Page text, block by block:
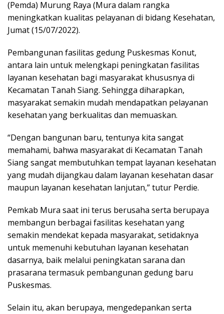
(Pemda) Murung Raya (Mura dalam rangka
meningkatkan kualitas pelayanan di bidang Kesehatan,
Jumat (15/07/2022).
Pembangunan fasilitas gedung Puskesmas Konut,
antara lain untuk melengkapi peningkatan fasilitas
layanan kesehatan bagi masyarakat khususnya di
Kecamatan Tanah Siang. Sehingga diharapkan,
masyarakat semakin mudah mendapatkan pelayanan
kesehatan yang berkualitas dan memuaskan.
“Dengan bangunan baru, tentunya kita sangat
memahami, bahwa masyarakat di Kecamatan Tanah
Siang sangat membutuhkan tempat layanan kesehatan
yang mudah dijangkau dalam layanan kesehatan dasar
maupun layanan kesehatan lanjutan,” tutur Perdie.
Pemkab Mura saat ini terus berusaha serta berupaya
membangun berbagai fasilitas kesehatan yang
semakin mendekat kepada masyarakat, setidaknya
untuk memenuhi kebutuhan layanan kesehatan
dasarnya, baik melalui peningkatan sarana dan
prasarana termasuk pembangunan gedung baru
Puskesmas.
Selain itu, akan berupaya, mengedepankan serta